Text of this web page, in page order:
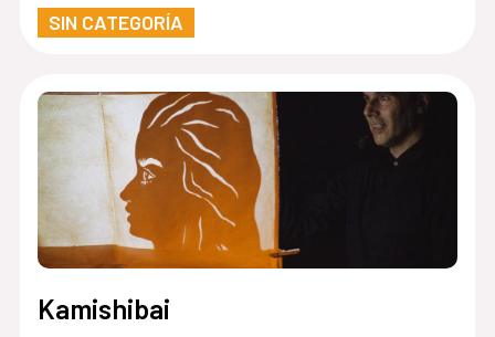
SIN CATEGORÍA
Kamishibai